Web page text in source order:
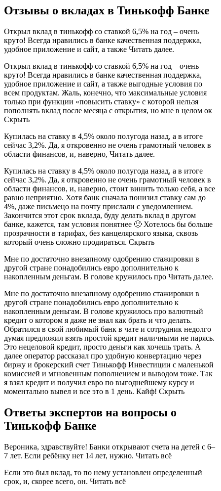
Отзывы о вкладах в Тинькофф Банке
Открыл вклад в тинькофф со ставкой 6,5% на год – очень
круто! Всегда нравились в банке качественная поддержка,
удобное приложение и сайт, а также Читать далее.
Открыл вклад в тинькофф со ставкой 6,5% на год – очень
круто! Всегда нравились в банке качественная поддержка,
удобное приложение и сайт, а также выгодные условия по
всем продуктам. Жаль, конечно, что максимальные условия
только при функции «повысить ставку» с которой нельзя
пополнять вклад после месяца с открытия, но мне в целом ок
Скрыть
Купилась на ставку в 4,5% около полугода назад, а в итоге
сейчас 3,2%. Да, я откровенно не очень грамотный человек в
области финансов, и, наверно, Читать далее.
Купилась на ставку в 4,5% около полугода назад, а в итоге
сейчас 3,2%. Да, я откровенно не очень грамотный человек в
области финансов, и, наверно, стоит винить только себя, а все
равно неприятно. Хотя банк сначала понизил ставку сам до
4%, даже письмецо на почту прислали с уведомлением.
Закончится этот срок вклада, буду делать вклад в другом
банке, кажется, там условия понятнее 🙂 Хотелось бы больше
прозрачности в тарифах, без канцелярского языка, сквозь
который очень сложно продираться. Скрыть
Мне по достаточно внезапному одобрению стажировки в
другой стране понадобились евро дополнительно к
накопленным деньгам. В голове кружилось про Читать далее.
Мне по достаточно внезапному одобрению стажировки в
другой стране понадобились евро дополнительно к
накопленным деньгам. В голове кружилось про валютный
кредит о котором я даже не знал как брать и что делать.
Обратился в свой любимый банк в чате и сотрудник недолго
думая предложил взять простой кредит наличными не парясь.
Это нецеловой кредит, просто деньги как хочешь трать. А
далее оператор рассказал про удобную конвертацию через
биржу и брокерский счет Тинькофф Инвестиции с маленькой
комиссией и мгновенным пополнением и выводом тоже. Так
я взял кредит и получил евро по выгоднейшему курсу и
моментально вывел и все это в 1 день. Кайф! Скрыть
Ответы экспертов на вопросы о
Тинькофф Банке
Вероника, здравствуйте! Банки открывают счета на детей с 6–
7 лет. Если ребёнку нет 14 лет, нужно. Читать всё
Если это был вклад, то по нему установлен определенный
срок, и, скорее всего, он. Читать всё